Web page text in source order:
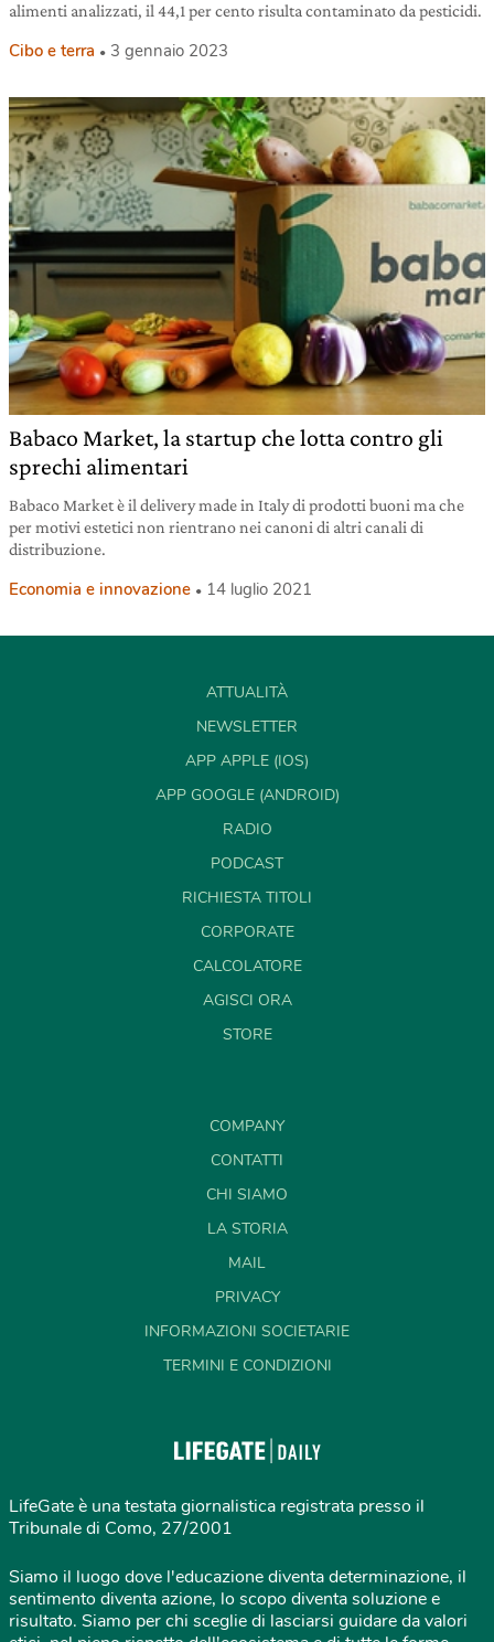
alimenti analizzati, il 44,1 per cento risulta contaminato da pesticidi.
Cibo e terra 3 gennaio 2023
Babaco Market, la startup che lotta contro gli
sprechi alimentari
Babaco Market è il delivery made in Italy di prodotti buoni ma che
per motivi estetici non rientrano nei canoni di altri canali di
distribuzione.
Economia e innovazione 14 luglio 2021
ATTUALITÀ
NEWSLETTER
APP APPLE (IOS)
APP GOOGLE (ANDROID)
RADIO
PODCAST
RICHIESTA TITOLI
CORPORATE
CALCOLATORE
AGISCI ORA
STORE
COMPANY
CONTATTI
CHI SIAMO
LA STORIA
MAIL
PRIVACY
INFORMAZIONI SOCIETARIE
TERMINI E CONDIZIONI
LifeGate è una testata giornalistica registrata presso il
Tribunale di Como, 27/2001
Siamo il luogo dove l'educazione diventa determinazione, il
sentimento diventa azione, lo scopo diventa soluzione e
risultato. Siamo per chi sceglie di lasciarsi guidare da valori